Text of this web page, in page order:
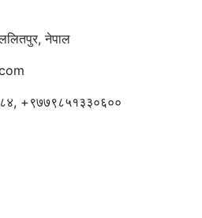
ललितपुर, नेपाल
+९७७९८५१३३०६००